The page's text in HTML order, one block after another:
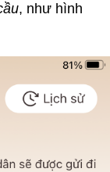
, như hình